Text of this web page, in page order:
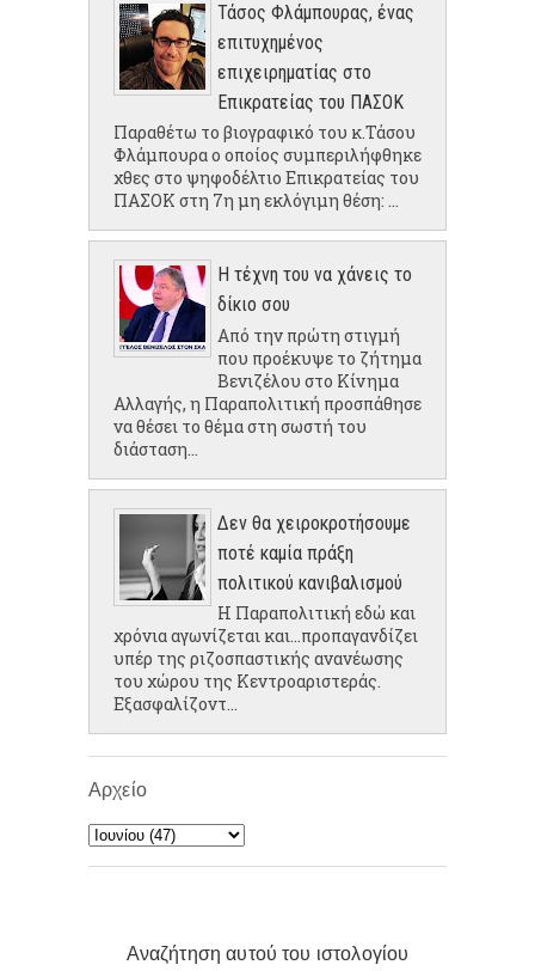
Τάσος Φλάμπουρας, ένας
επιτυχημένος
επιχειρηματίας στο
Επικρατείας του ΠΑΣΟΚ
Παραθέτω το βιογραφικό του κ.Τάσου
Φλάμπουρα ο οποίος συμπεριλήφθηκε
χθες στο ψηφοδέλτιο Επικρατείας του
ΠΑΣΟΚ στη 7η μη εκλόγιμη θέση: ...
Η τέχνη του να χάνεις το
δίκιο σου
Από την πρώτη στιγμή
που προέκυψε το ζήτημα
Βενιζέλου στο Κίνημα
Αλλαγής, η Παραπολιτική προσπάθησε
να θέσει το θέμα στη σωστή του
διάσταση...
Δεν θα χειροκροτήσουμε
ποτέ καμία πράξη
πολιτικού κανιβαλισμού
Η Παραπολιτική εδώ και
χρόνια αγωνίζεται και...προπαγανδίζει
υπέρ της ριζοσπαστικής ανανέωσης
του χώρου της Κεντροαριστεράς.
Εξασφαλίζοντ...
Αρχείο
Αναζήτηση αυτού του ιστολογίου